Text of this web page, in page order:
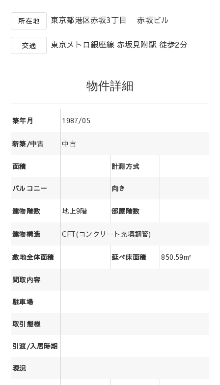
所在地 東京都港区赤坂3丁目 赤坂ビル
交通 東京メトロ銀座線 赤坂見附駅 徒歩2分
物件詳細
築年月 1987/05
新築/中古 中古
面積 計測方式
バルコニー 向き
建物階数 地上9階 部屋階数
建物構造 CFT(コンクリート充填鋼管)
敷地全体面積 延べ床面積 850.59m²
間取内容
駐車場
取引態様
引渡/入居時期
現況